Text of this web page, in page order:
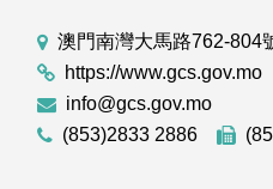
澳門南灣大馬路762-804
https://www.gcs.gov.mo
info@gcs.gov.mo
(853)2833 2886